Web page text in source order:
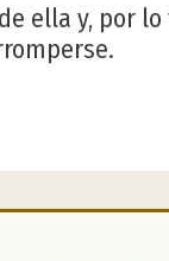
ella y, por